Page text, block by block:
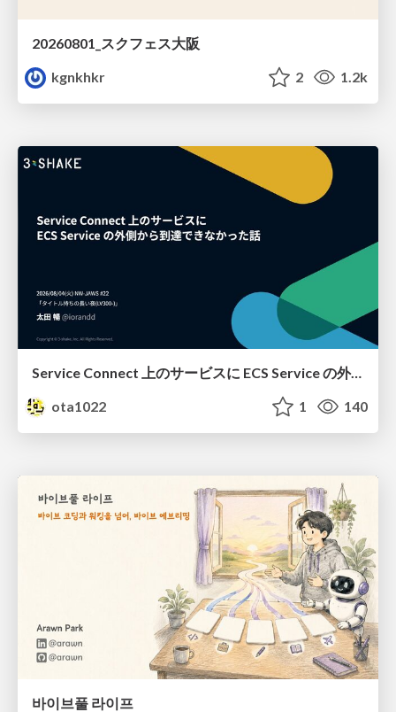
20260801_スクフェス大阪
kgnkhkr
2 1.2k
Service Connect 上のサービスに ECS Service の外側から到達できなかった話
ota1022
1 140
바이브풀 라이프